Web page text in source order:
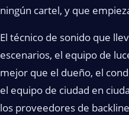
ningún cartel, y que
El técnico de sonido que
escenarios, el equipo de
mejor que el dueño, el
el equipo de ciudad en
los proveedores de